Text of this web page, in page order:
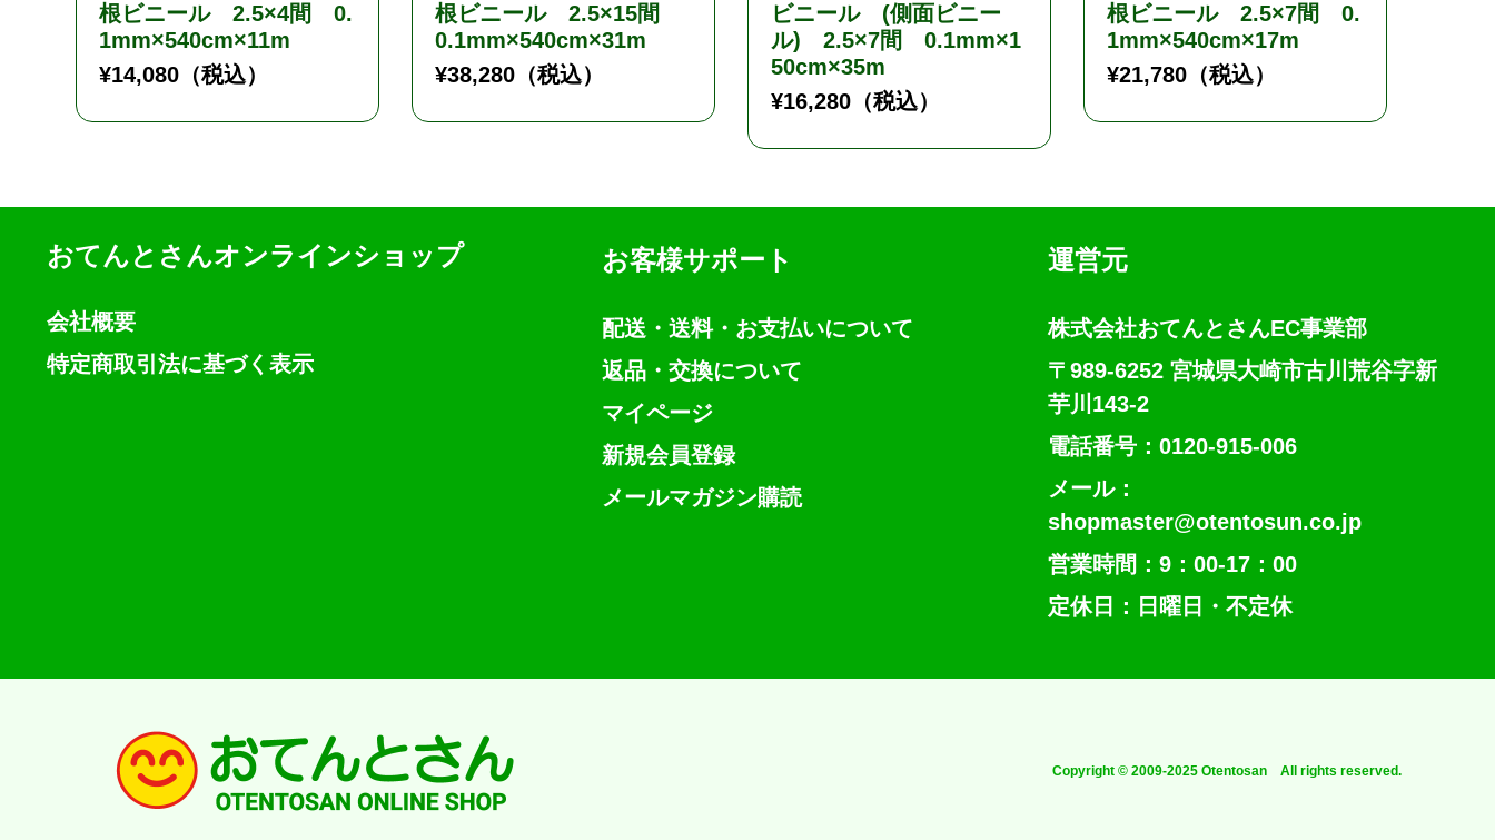
根ビニール 2.5×4間 0.
1mm×540cm×11m
¥14,080 （税込）
根ビニール 2.5×15間
0.1mm×540cm×31m
¥38,280 （税込）
ビニール (側面ビニー
ル) 2.5×7間 0.1mm×1
50cm×35m
¥16,280 （税込）
根ビニール 2.5×7間 0.
1mm×540cm×17m
¥21,780 （税込）
おてんとさんオンラインショップ
会社概要
特定商取引法に基づく表示
お客様サポート
配送・送料・お支払いについて
返品・交換について
マイページ
新規会員登録
メールマガジン購読
運営元
株式会社おてんとさんEC事業部
〒989-6252 宮城県大崎市古川荒谷字新
芋川143-2
電話番号：0120-915-006
メール：
shopmaster@otentosun.co.jp
営業時間：9：00-17：00
定休日：日曜日・不定休
Copyright © 2009-2025 Otentosan All rights reserved.